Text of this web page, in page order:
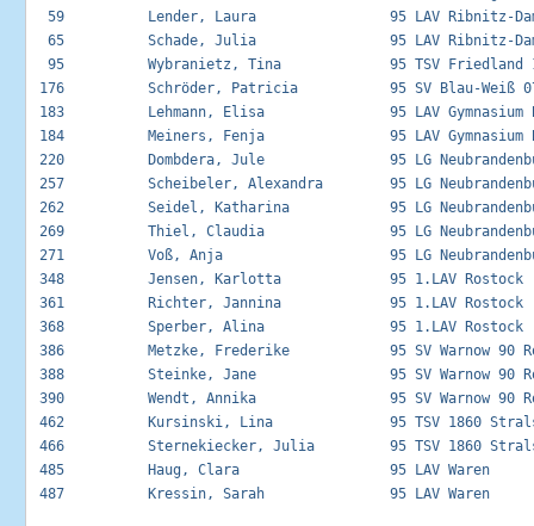
59          Lender, Laura                95 LAV
65          Schade, Julia                95 LAV
95          Wybranietz, Tina             95 TSV
176          Schröder, Patricia           95 SV Blau-
183          Lehmann, Elisa               95 LAV
184          Meiners, Fenja               95 LAV
220          Dombdera, Jule               95 LG
257          Scheibeler, Alexandra        95 LG
262          Seidel, Katharina            95 LG
269          Thiel, Claudia               95 LG
271          Voß, Anja                    95 LG
348          Jensen, Karlotta             95
361          Richter, Jannina             95
368          Sperber, Alina               95
386          Metzke, Frederike            95 SV
388          Steinke, Jane                95 SV
390          Wendt, Annika                95 SV
462          Kursinski, Lina              95 TSV
466          Sternekiecker, Julia         95 TSV
485          Haug, Clara                  95
487          Kressin, Sarah               95